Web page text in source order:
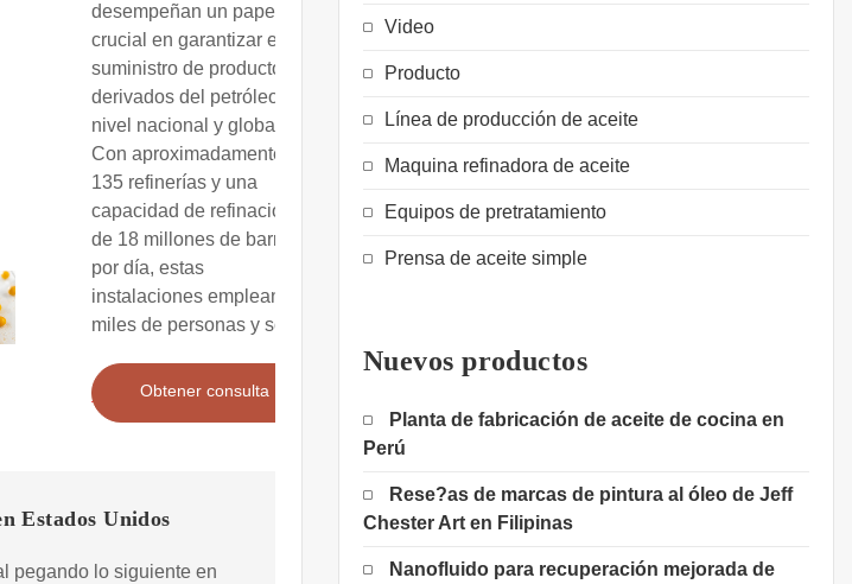
desempeñan un papel
crucial en garantizar el
suministro de productos
derivados del petróleo a
nivel nacional y global.
Con aproximadamente
135 refinerías y una
capacidad de refinación
de 18 millones de barriles
por día, estas
instalaciones emplean a
miles de personas y son
Obtener consulta
Estados Unidos
pegando lo siguiente en
Video
Producto
Línea de producción de aceite
Maquina refinadora de aceite
Equipos de pretratamiento
Prensa de aceite simple
Nuevos productos
Planta de fabricación de aceite de cocina en
Perú
Rese?as de marcas de pintura al óleo de Jeff
Chester Art en Filipinas
Nanofluido para recuperación mejorada de